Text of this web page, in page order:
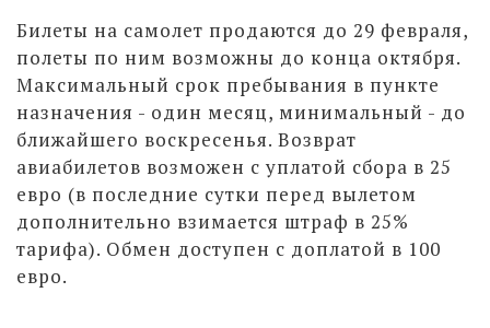
Билеты на самолет продаются до 29 февраля,
полеты по ним возможны до конца октября.
Максимальный срок пребывания в пункте
назначения - один месяц, минимальный - до
ближайшего воскресенья. Возврат
авиабилетов возможен с уплатой сбора в 25
евро (в последние сутки перед вылетом
дополнительно взимается штраф в 25%
тарифа). Обмен доступен с доплатой в 100
евро.